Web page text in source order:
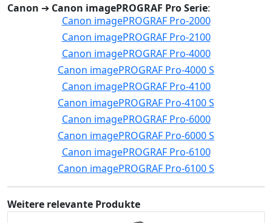
Canon ➔ Canon imagePROGRAF Pro Serie:
Canon imagePROGRAF Pro-2000
Canon imagePROGRAF Pro-2100
Canon imagePROGRAF Pro-4000
Canon imagePROGRAF Pro-4000 S
Canon imagePROGRAF Pro-4100
Canon imagePROGRAF Pro-4100 S
Canon imagePROGRAF Pro-6000
Canon imagePROGRAF Pro-6000 S
Canon imagePROGRAF Pro-6100
Canon imagePROGRAF Pro-6100 S
Weitere relevante Produkte